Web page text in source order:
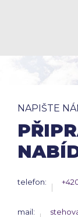
NAPIŠTE
telefon:
mail: